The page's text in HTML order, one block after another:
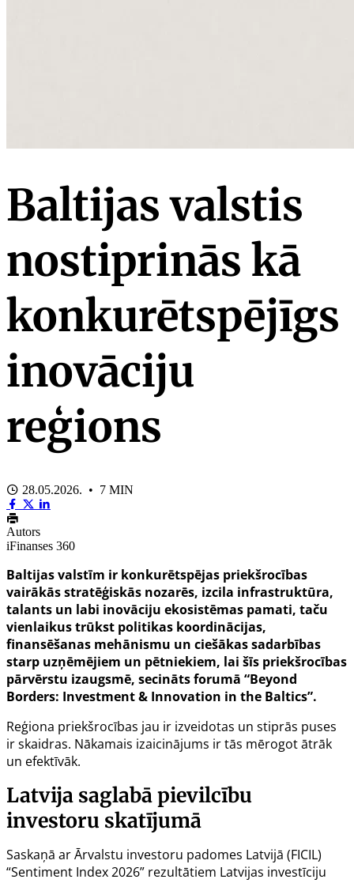
Baltijas valstis
nostiprinās kā
konkurētspējīgs
inovāciju
reģions
28.05.2026. • 7 MIN
Autors
iFinanses 360
Baltijas valstīm ir konkurētspējas priekšrocības
vairākās stratēģiskās nozarēs, izcila infrastruktūra,
talants un labi inovāciju ekosistēmas pamati, taču
vienlaikus trūkst politikas koordinācijas,
finansēšanas mehānismu un ciešākas sadarbības
starp uzņēmējiem un pētniekiem, lai šīs priekšrocības
pārvērstu izaugsmē, secināts forumā “Beyond
Borders: Investment & Innovation in the Baltics”.
Reģiona priekšrocības jau ir izveidotas un stiprās puses
ir skaidras. Nākamais izaicinājums ir tās mērogot ātrāk
un efektīvāk.
Latvija saglabā pievilcību
investoru skatījumā
Saskaņā ar Ārvalstu investoru padomes Latvijā (FICIL)
“Sentiment Index 2026” rezultātiem Latvijas investīciju